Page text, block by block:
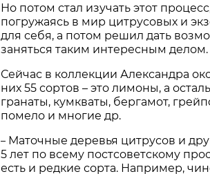
Но потом стал изучать этот
погружаясь в мир цитрусовых и
для себя, а потом решил дать
заняться таким интересным делом.
Сейчас в коллекции Александра
них 55 сортов – это лимоны, а
гранаты, кумкваты, бергамот,
помело и многие др.
– Маточные деревья цитрусов и
5 лет по всему постсоветскому
есть и редкие сорта. Например,